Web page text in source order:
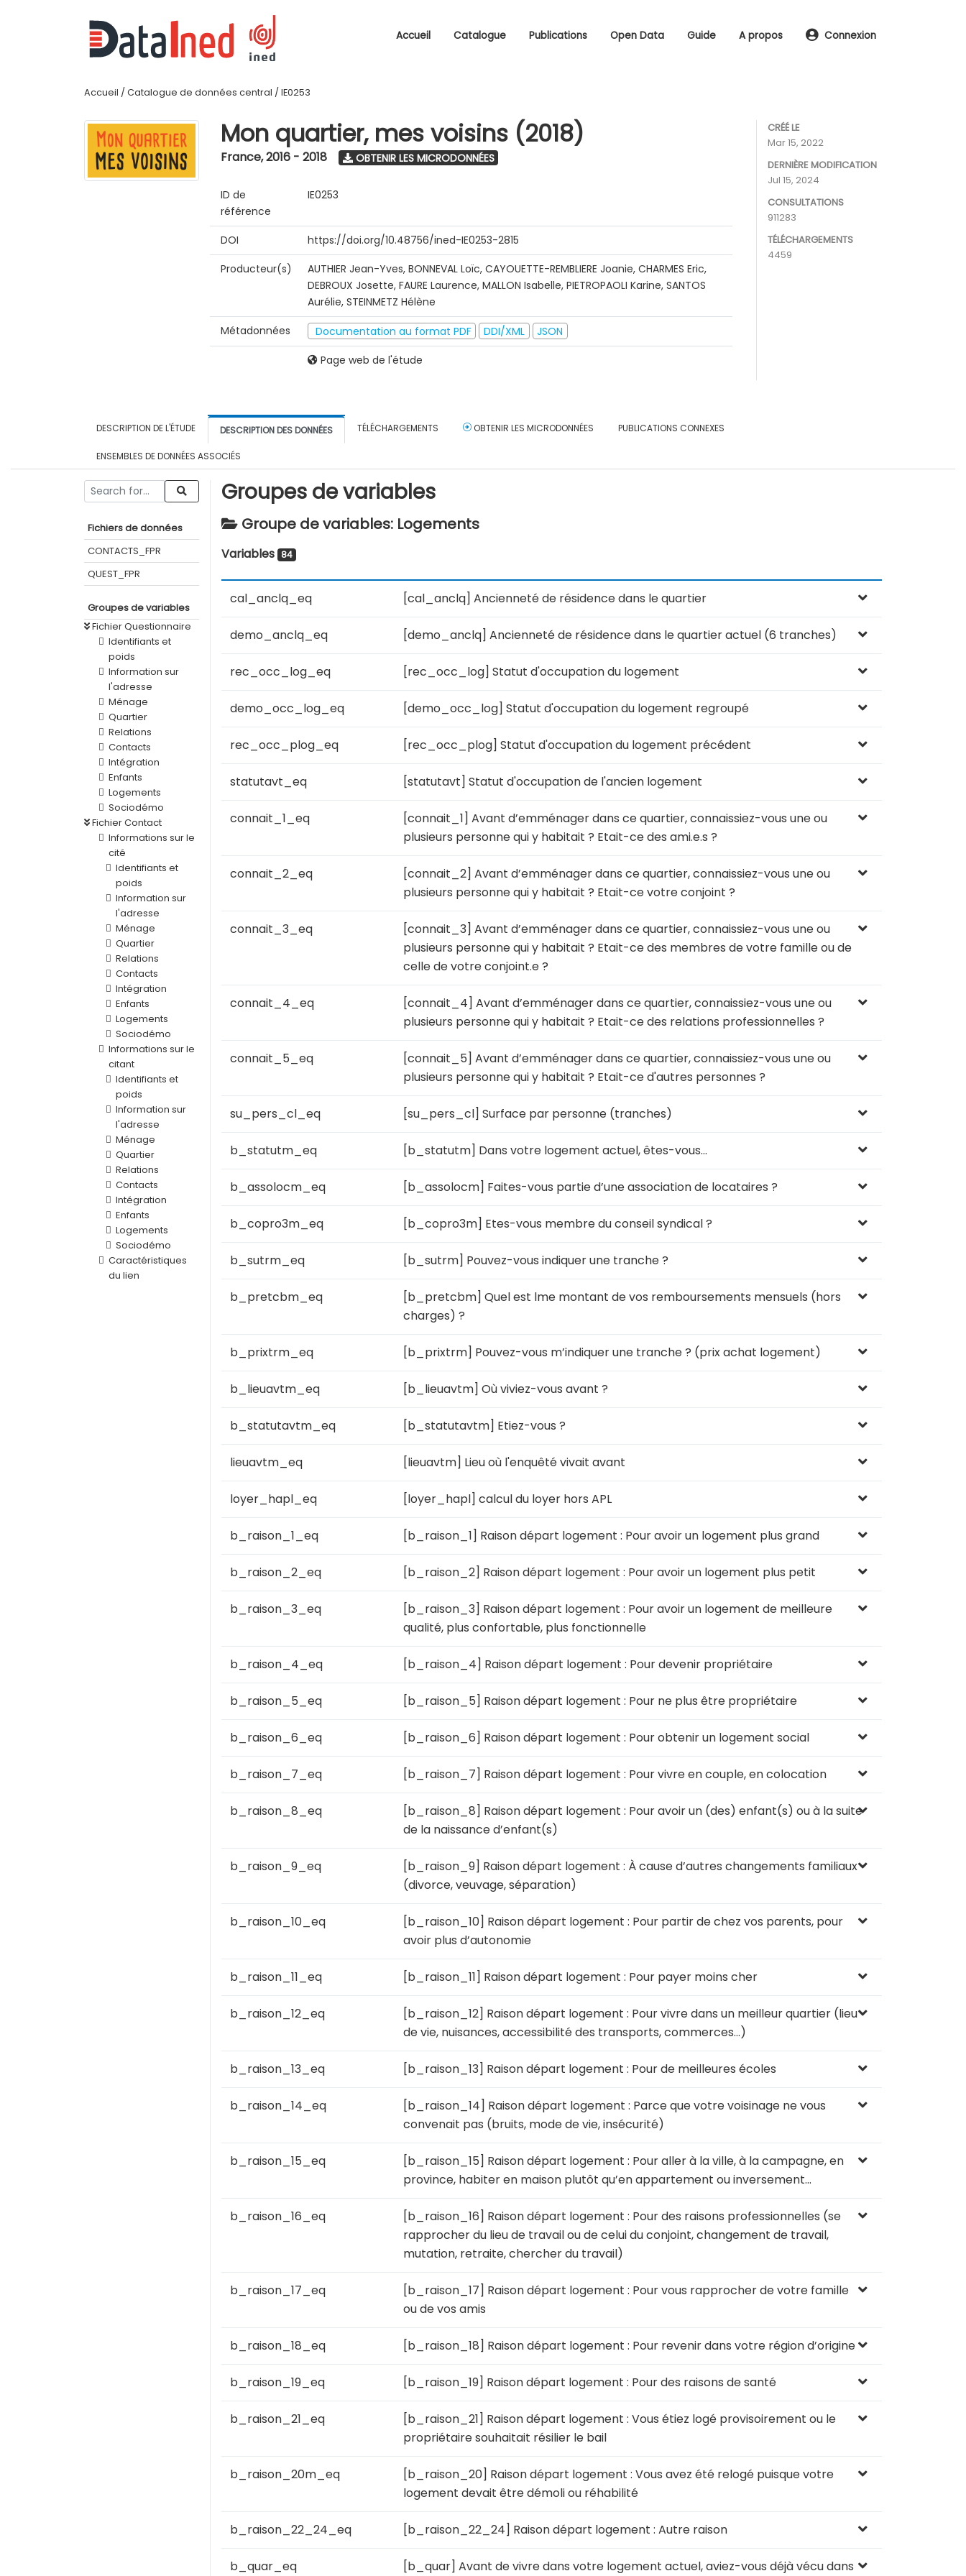
Accueil Catalogue Publications Open Data Guide A propos Connexion
Accueil / Catalogue de données central / IE0253
Mon quartier, mes voisins (2018)
France,2016 - 2018 OBTENIR LES MICRODONNÉES
ID de
référence
IE0253
DOI
https://doi.org/10.48756/ined-IE0253-2815
Producteur(s)
AUTHIER Jean-Yves, BONNEVAL Loïc, CAYOUETTE-REMBLIERE Joanie, CHARMES Eric,
DEBROUX Josette, FAURE Laurence, MALLON Isabelle, PIETROPAOLI Karine, SANTOS
Aurélie, STEINMETZ Hélène
Métadonnées
Documentation au format PDF DDI/XML
JSON
Page web de l'étude
CRÉÉ LE
Mar 15, 2022
DERNIÈRE MODIFICATION
Jul 15, 2024
CONSULTATIONS
911283
TÉLÉCHARGEMENTS
4459
DESCRIPTION DE L'ÉTUDE DESCRIPTION DES DONNÉES TÉLÉCHARGEMENTS OBTENIR LES MICRODONNÉES PUBLICATIONS CONNEXES
ENSEMBLES DE DONNÉES ASSOCIÉS
Fichiers de données
CONTACTS_FPR
QUEST_FPR
Groupes de variables
Fichier Questionnaire
Identifiants et
poids
Information sur
l'adresse
Ménage
Quartier
Relations
Contacts
Intégration
Enfants
Logements
Sociodémo
Fichier Contact
Informations sur le
cité
Identifiants et
poids
Information sur
l'adresse
Ménage
Quartier
Relations
Contacts
Intégration
Enfants
Logements
Sociodémo
Informations sur le
citant
Identifiants et
poids
Information sur
l'adresse
Ménage
Quartier
Relations
Contacts
Intégration
Enfants
Logements
Sociodémo
Caractéristiques
du lien
Groupes de variables
Groupe de variables: Logements
Variables 84
cal_anclq_eq [cal_anclq] Ancienneté de résidence dans le quartier
demo_anclq_eq [demo_anclq] Ancienneté de résidence dans le quartier actuel (6 tranches)
rec_occ_log_eq [rec_occ_log] Statut d'occupation du logement
demo_occ_log_eq [demo_occ_log] Statut d'occupation du logement regroupé
rec_occ_plog_eq [rec_occ_plog] Statut d'occupation du logement précédent
statutavt_eq [statutavt] Statut d'occupation de l'ancien logement
connait_1_eq
[connait_1] Avant d’emménager dans ce quartier, connaissiez-vous une ou
plusieurs personne qui y habitait ? Etait-ce des ami.e.s ?
connait_2_eq
[connait_2] Avant d’emménager dans ce quartier, connaissiez-vous une ou
plusieurs personne qui y habitait ? Etait-ce votre conjoint ?
connait_3_eq
[connait_3] Avant d’emménager dans ce quartier, connaissiez-vous une ou
plusieurs personne qui y habitait ? Etait-ce des membres de votre famille ou de
celle de votre conjoint.e ?
connait_4_eq
[connait_4] Avant d’emménager dans ce quartier, connaissiez-vous une ou
plusieurs personne qui y habitait ? Etait-ce des relations professionnelles ?
connait_5_eq
[connait_5] Avant d’emménager dans ce quartier, connaissiez-vous une ou
plusieurs personne qui y habitait ? Etait-ce d'autres personnes ?
su_pers_cl_eq [su_pers_cl] Surface par personne (tranches)
b_statutm_eq [b_statutm] Dans votre logement actuel, êtes-vous...
b_assolocm_eq [b_assolocm] Faites-vous partie d’une association de locataires ?
b_copro3m_eq [b_copro3m] Etes-vous membre du conseil syndical ?
b_sutrm_eq [b_sutrm] Pouvez-vous indiquer une tranche ?
b_pretcbm_eq
[b_pretcbm] Quel est lme montant de vos remboursements mensuels (hors
charges) ?
b_prixtrm_eq [b_prixtrm] Pouvez-vous m’indiquer une tranche ? (prix achat logement)
b_lieuavtm_eq [b_lieuavtm] Où viviez-vous avant ?
b_statutavtm_eq [b_statutavtm] Etiez-vous ?
lieuavtm_eq [lieuavtm] Lieu où l'enquêté vivait avant
loyer_hapl_eq [loyer_hapl] calcul du loyer hors APL
b_raison_1_eq [b_raison_1] Raison départ logement : Pour avoir un logement plus grand
b_raison_2_eq [b_raison_2] Raison départ logement : Pour avoir un logement plus petit
b_raison_3_eq
[b_raison_3] Raison départ logement : Pour avoir un logement de meilleure
qualité, plus confortable, plus fonctionnelle
b_raison_4_eq [b_raison_4] Raison départ logement : Pour devenir propriétaire
b_raison_5_eq [b_raison_5] Raison départ logement : Pour ne plus être propriétaire
b_raison_6_eq [b_raison_6] Raison départ logement : Pour obtenir un logement social
b_raison_7_eq [b_raison_7] Raison départ logement : Pour vivre en couple, en colocation
b_raison_8_eq
[b_raison_8] Raison départ logement : Pour avoir un (des) enfant(s) ou à la suite
de la naissance d’enfant(s)
b_raison_9_eq
[b_raison_9] Raison départ logement : À cause d’autres changements familiaux
(divorce, veuvage, séparation)
b_raison_10_eq
[b_raison_10] Raison départ logement : Pour partir de chez vos parents, pour
avoir plus d’autonomie
b_raison_11_eq [b_raison_11] Raison départ logement : Pour payer moins cher
b_raison_12_eq
[b_raison_12] Raison départ logement : Pour vivre dans un meilleur quartier (lieu
de vie, nuisances, accessibilité des transports, commerces…)
b_raison_13_eq [b_raison_13] Raison départ logement : Pour de meilleures écoles
b_raison_14_eq
[b_raison_14] Raison départ logement : Parce que votre voisinage ne vous
convenait pas (bruits, mode de vie, insécurité)
b_raison_15_eq
[b_raison_15] Raison départ logement : Pour aller à la ville, à la campagne, en
province, habiter en maison plutôt qu’en appartement ou inversement…
b_raison_16_eq
[b_raison_16] Raison départ logement : Pour des raisons professionnelles (se
rapprocher du lieu de travail ou de celui du conjoint, changement de travail,
mutation, retraite, chercher du travail)
b_raison_17_eq
[b_raison_17] Raison départ logement : Pour vous rapprocher de votre famille
ou de vos amis
b_raison_18_eq [b_raison_18] Raison départ logement : Pour revenir dans votre région d’origine
b_raison_19_eq [b_raison_19] Raison départ logement : Pour des raisons de santé
b_raison_21_eq
[b_raison_21] Raison départ logement : Vous étiez logé provisoirement ou le
propriétaire souhaitait résilier le bail
b_raison_20m_eq
[b_raison_20] Raison départ logement : Vous avez été relogé puisque votre
logement devait être démoli ou réhabilité
b_raison_22_24_eq [b_raison_22_24] Raison départ logement : Autre raison
b_quar_eq [b_quar] Avant de vivre dans votre logement actuel, aviez-vous déjà vécu dans